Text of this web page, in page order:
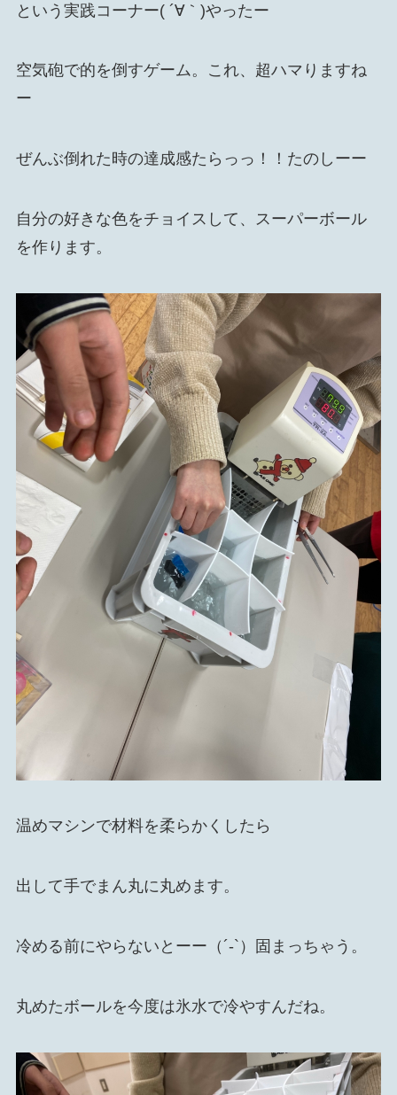
という実践コーナー( ´∀｀)やったー
空気砲で的を倒すゲーム。これ、超ハマりますね
ー
ぜんぶ倒れた時の達成感たらっっ！！たのしーー
自分の好きな色をチョイスして、スーパーボール
を作ります。
温めマシンで材料を柔らかくしたら
出して手でまん丸に丸めます。
冷める前にやらないとーー（´-`）固まっちゃう。
丸めたボールを今度は氷水で冷やすんだね。